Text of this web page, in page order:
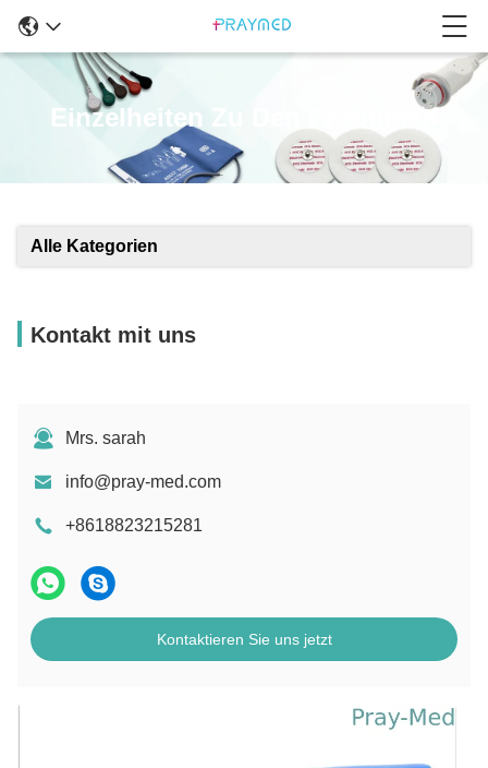
Einzelheiten Zu Den Produkten
Alle Kategorien
Kontakt mit uns
Mrs. sarah
info@pray-med.com
+8618823215281
Kontaktieren Sie uns jetzt